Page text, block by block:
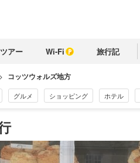
ツアー Wi-Fi 旅行記
> コッツウォルズ地方
グルメ ショッピング ホテル